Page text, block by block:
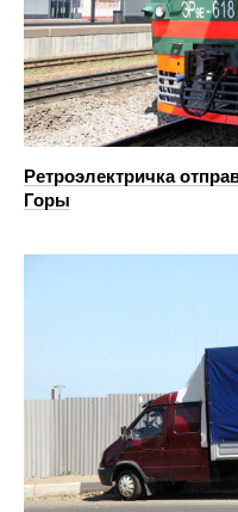
Ретроэлектричка
Горы